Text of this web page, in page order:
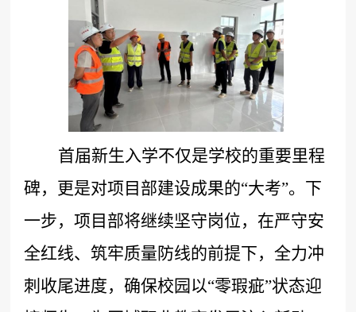
首届新生入学不仅是学校的重要里程
碑，更是对项目部建设成果的“大考”。下
一步，项目部将继续坚守岗位，在严守安
全红线、筑牢质量防线的前提下，全力冲
刺收尾进度，确保校园以“零瑕疵”状态迎